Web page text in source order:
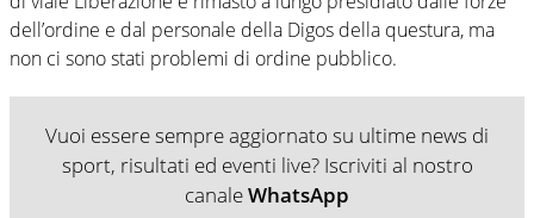
dell’ordine e dal personale della Digos della questura, ma
non ci sono stati problemi di ordine pubblico.
Vuoi essere sempre aggiornato su ultime news di
sport, risultati ed eventi live? Iscriviti al nostro
canaleWhatsApp